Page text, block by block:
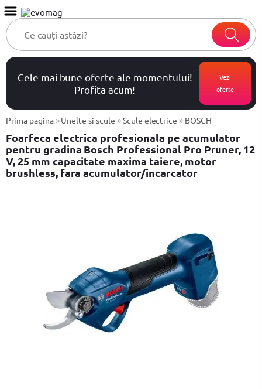
Cele mai bune oferte ale momentului!
Profita acum!
Vezi
oferte
Prima pagina »Unelte si scule »Scule electrice » BOSCH
Foarfeca electrica profesionala pe acumulator
pentru gradina Bosch Professional Pro Pruner, 12
V, 25 mm capacitate maxima taiere, motor
brushless, fara acumulator/incarcator